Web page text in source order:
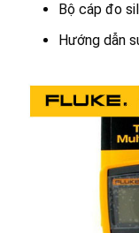
Bộ cáp đo
Hướng dẫn